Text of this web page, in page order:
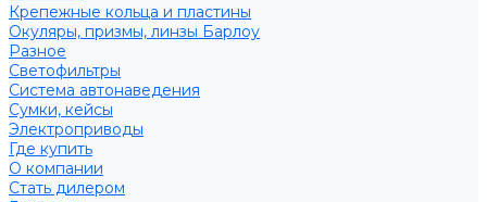
Крепежные кольца и пластины
Окуляры, призмы, линзы Барлоу
Разное
Светофильтры
Система автонаведения
Сумки, кейсы
Электроприводы
Где купить
О компании
Стать дилером